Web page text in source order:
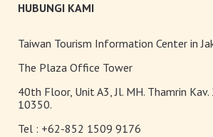
Alishan
HUBUNGI KAMI
Taiwan Tourism Information Center in
The Plaza Office Tower
40th Floor, Unit A3, Jl. MH. Thamrin
10350.
Tel : +62-852 1509 9176